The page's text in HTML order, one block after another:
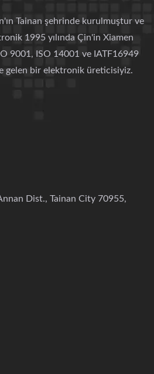
Tainan şehrinde kurulmuştur ve
1995 yılında Çin'in Xiamen
9001, ISO 14001 ve IATF16949
gelen bir elektronik üreticisiyiz.
Dist., Tainan City 70955,